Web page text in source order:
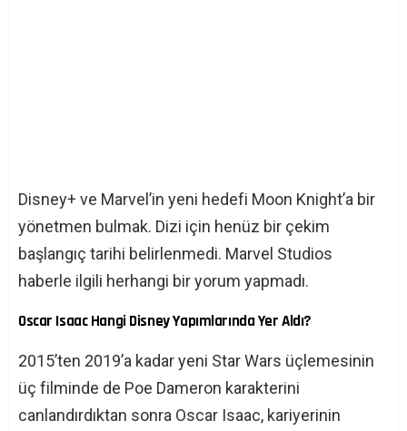
Disney+ ve Marvel’in yeni hedefi Moon Knight’a bir
yönetmen bulmak. Dizi için henüz bir çekim
başlangıç ​​tarihi belirlenmedi. Marvel Studios
haberle ilgili herhangi bir yorum yapmadı.
Oscar Isaac Hangi Disney Yapımlarında Yer Aldı?
2015’ten 2019’a kadar yeni Star Wars üçlemesinin
üç filminde de Poe Dameron karakterini
canlandırdıktan sonra Oscar Isaac, kariyerinin